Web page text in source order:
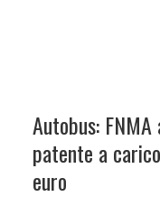
Autobus:
patente a
euro